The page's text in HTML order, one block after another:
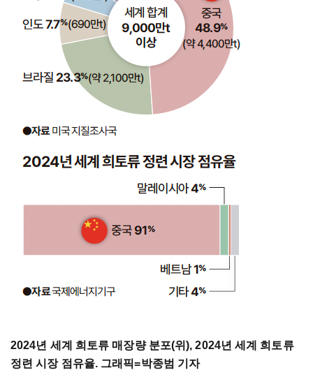
2024년 세계 희토류 매장량 분포(위), 2024년 세계 희토류
정련 시장 점유율. 그래픽=박종범 기자